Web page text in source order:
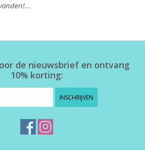
de nieuwsbrief en ontvang
10% korting:
INSCHRIJVEN